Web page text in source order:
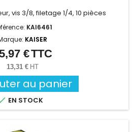
vis 3/8, filetage 1/4, 10 pièces
KAI6461
KAISER
Prix
€TTC
13,31 € HT
au panier
EN STOCK